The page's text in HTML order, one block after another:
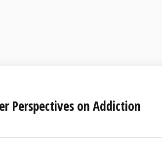
Perspectives on Addiction